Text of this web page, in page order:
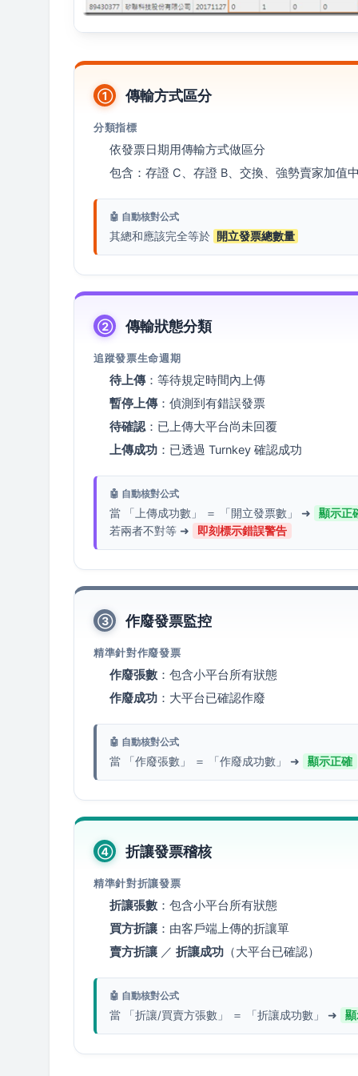
① 傳輸方式區分
分類指標
依發票日期用傳輸方式做區分
包含：存證 C、存證 B、交換、強勢賣家加值
🤖 自動核對公式
其總和應該完全等於 開立發票總數量
② 傳輸狀態分類
追蹤發票生命週期
待上傳 ：等待規定時間內上傳
暫停上傳 ：偵測到有錯誤發票
待確認：已上傳大平台尚未回覆
上傳成功 ：已透過 Turnkey 確認成功
🤖 自動核對公式
當 「上傳成功數」 ＝ 「開立發票數」 ➜
顯示正
若兩者不對等 ➜
即刻標示錯誤警告
③ 作廢發票監控
精準針對作廢發票
作廢張數 ：包含小平台所有狀態
作廢成功 ：大平台已確認作廢
🤖 自動核對公式
當 「作廢張數」 ＝ 「作廢成功數」 ➜ 顯示正確
④ 折讓發票稽核
精準針對折讓發票
折讓張數 ：包含小平台所有狀態
買方折讓 ：由客戶端上傳的折讓單
賣方折讓 ／ 折讓成功 （大平台已確認）
🤖 自動核對公式
當 「折讓/買賣方張數」 ＝ 「折讓成功數」 ➜